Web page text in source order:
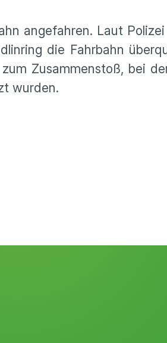
angefahren. Laut
die Fahrbahn
Zusammenstoß, bei
wurden.